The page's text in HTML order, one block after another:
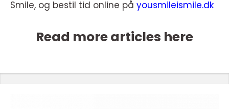
Smile, og bestil tid online på yousmileismile.dk
Read more articles here